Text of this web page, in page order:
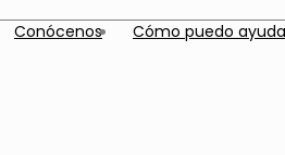
Conócenos Cómo puedo